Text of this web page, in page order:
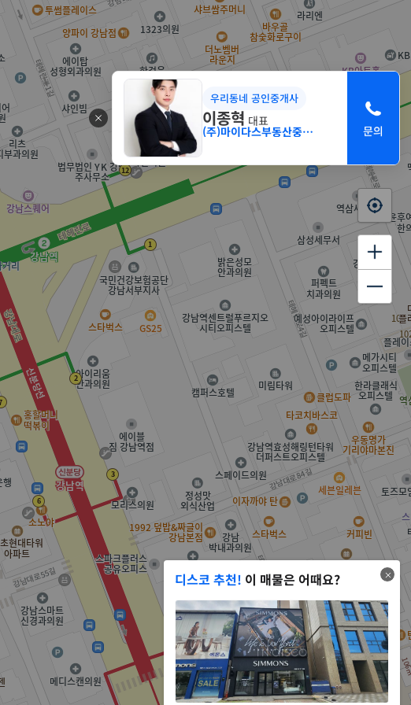
디스코 추천! 이 매물은 어때요?
우리동네 공인중개사
이종혁 대표
(주)마이다스부동산중개법인 서초